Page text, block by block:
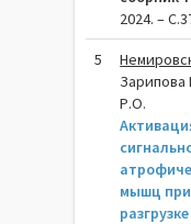
2024. –
5
Зарипова
Р.О.
мышц
разгрузке